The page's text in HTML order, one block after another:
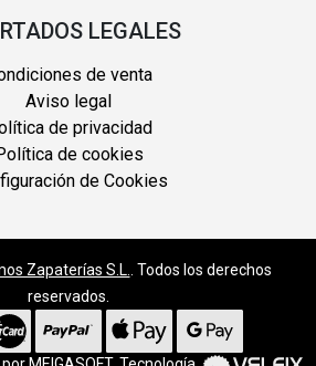
LEGALES
de venta
Aviso legal
de privacidad
de cookies
de Cookies
Zapaterías S.L.
. Todos los derechos
reservados.